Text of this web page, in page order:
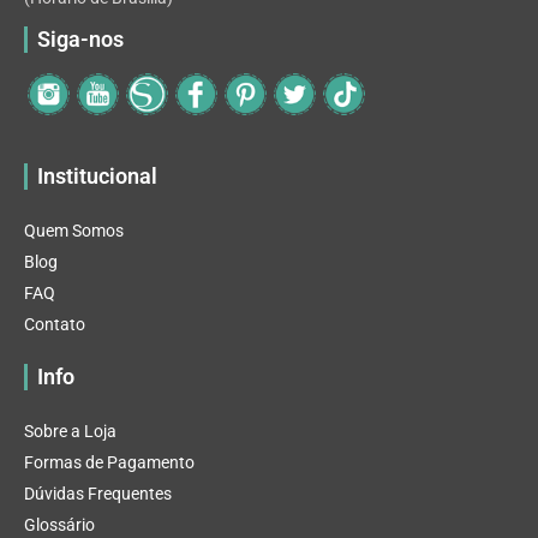
Siga-nos
Institucional
Quem Somos
Blog
FAQ
Contato
Info
Sobre a Loja
Formas de Pagamento
Dúvidas Frequentes
Glossário